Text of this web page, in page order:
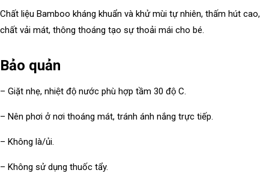
Chất liệu Bamboo kháng khuẩn và khử mùi tự nhiên, thấm hút cao,
chất vải mát, thông thoáng tạo sự thoải mái cho bé.
Bảo quản
– Giặt nhẹ, nhiệt độ nước phù hợp tầm 30 độ C.
– Nên phơi ở nơi thoáng mát, tránh ánh nắng trực tiếp.
– Không là/ủi.
– Không sử dụng thuốc tẩy.